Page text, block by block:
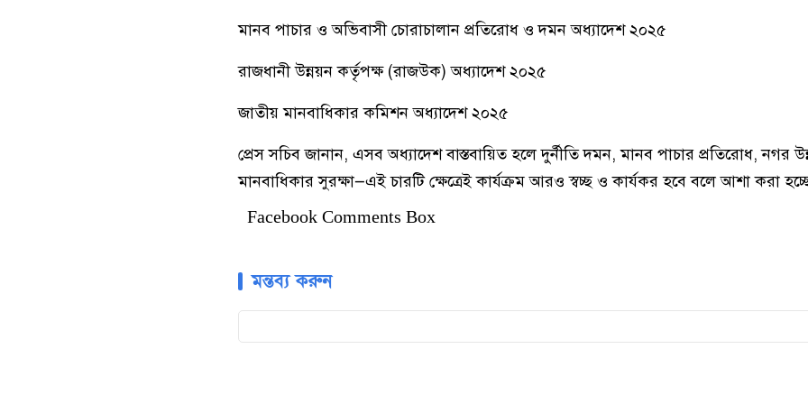
মানব পাচার ও অভিবাসী চোরাচালান প্রতিরোধ ও দমন অধ্যাদেশ ২০২৫
রাজধানী উন্নয়ন কর্তৃপক্ষ (রাজউক) অধ্যাদেশ ২০২৫
জাতীয় মানবাধিকার কমিশন অধ্যাদেশ ২০২৫
প্রেস সচিব জানান, এসব অধ্যাদেশ বাস্তবায়িত হলে দুর্নীতি দমন, মানব পাচার প্রতিরোধ, নগর
মানবাধিকার সুরক্ষা—এই চারটি ক্ষেত্রেই কার্যক্রম আরও স্বচ্ছ ও কার্যকর হবে বলে আশা করা
Facebook Comments Box
মন্তব্য করুন